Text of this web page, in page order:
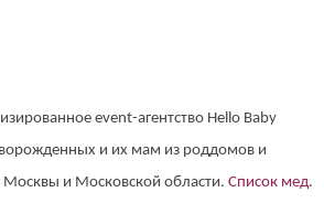
event-агентство Hello Baby
и их мам из роддомов и
Москвы и Московской области. Список мед.